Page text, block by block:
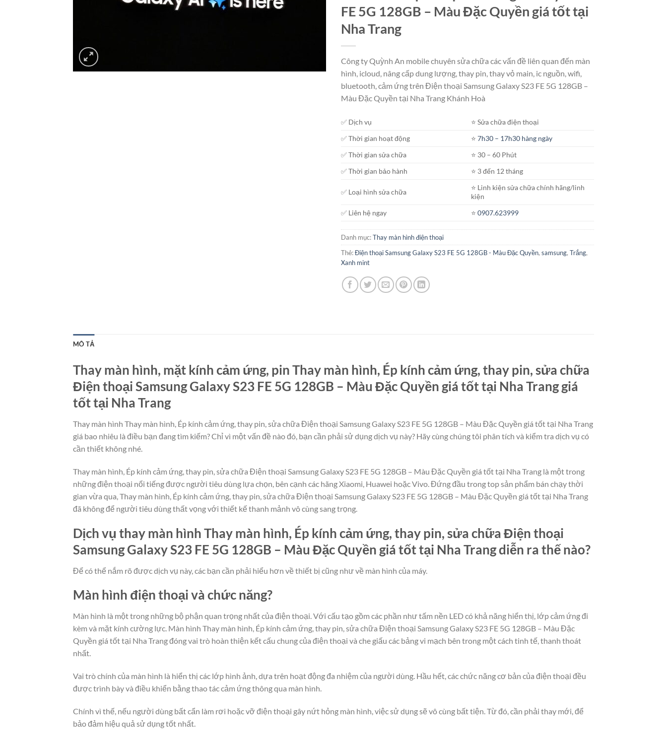
FE 5G 128GB – Màu Đặc Quyền giá tốt tại
Nha Trang
Công ty Quỳnh An mobile chuyên sửa chữa các vấn đề liên quan đến màn
hình, icloud, nâng cấp dung lượng, thay pin, thay vỏ main, ic nguồn, wifi,
bluetooth, cảm ứng trên Điện thoại Samsung Galaxy S23 FE 5G 128GB –
Màu Đặc Quyền tại Nha Trang Khánh Hoà
✅ Dịch vụ
⭐️ Sửa chữa điện thoại
✅ Thời gian hoạt động
⭐️7h30 – 17h30 hàng ngày
✅ Thời gian sửa chữa
⭐️ 30 – 60 Phút
✅ Thời gian bảo hành
⭐️ 3 đến 12 tháng
✅ Loại hình sửa chữa
⭐️ Linh kiện sửa chữa chính hãng/linh
kiện
✅ Liên hệ ngay
⭐️0907.623999
Danh mục:Thay màn hình điện thoại
Thẻ:Điện thoại Samsung Galaxy S23 FE 5G 128GB - Màu Đặc Quyền, samsung, Trắng,
Xanh mint
MÔ TẢ
Thay màn hình, mặt kính cảm ứng, pin Thay màn hình, Ép kính cảm ứng, thay pin, sửa chữa
Điện thoại Samsung Galaxy S23 FE 5G 128GB – Màu Đặc Quyền giá tốt tại Nha Trang giá
tốt tại Nha Trang
Thay màn hình Thay màn hình, Ép kính cảm ứng, thay pin, sửa chữa Điện thoại Samsung Galaxy S23 FE 5G 128GB – Màu Đặc Quyền giá tốt tại Nha Trang
giá bao nhiêu là điều bạn đang tìm kiếm? Chỉ vì một vấn đề nào đó, bạn cần phải sử dụng dịch vụ này? Hãy cùng chúng tôi phân tích và kiểm tra dịch vụ có
cần thiết không nhé.
Thay màn hình, Ép kính cảm ứng, thay pin, sửa chữa Điện thoại Samsung Galaxy S23 FE 5G 128GB – Màu Đặc Quyền giá tốt tại Nha Trang là một trong
những điện thoại nổi tiếng được người tiêu dùng lựa chọn, bên cạnh các hãng Xiaomi, Huawei hoặc Vivo. Đứng đầu trong top sản phẩm bán chạy thời
gian vừa qua, Thay màn hình, Ép kính cảm ứng, thay pin, sửa chữa Điện thoại Samsung Galaxy S23 FE 5G 128GB – Màu Đặc Quyền giá tốt tại Nha Trang
đã không để người tiêu dùng thất vọng với thiết kế thanh mảnh vô cùng sang trọng.
Dịch vụ thay màn hình Thay màn hình, Ép kính cảm ứng, thay pin, sửa chữa Điện thoại
Samsung Galaxy S23 FE 5G 128GB – Màu Đặc Quyền giá tốt tại Nha Trang diễn ra thế nào?
Để có thể nắm rõ được dịch vụ này, các bạn cần phải hiểu hơn về thiết bị cũng như về màn hình của máy.
Màn hình điện thoại và chức năng?
Màn hình là một trong những bộ phận quan trọng nhất của điện thoại. Với cấu tạo gồm các phần như tấm nền LED có khả năng hiển thị, lớp cảm ứng đi
kèm và mặt kính cường lực. Màn hình Thay màn hình, Ép kính cảm ứng, thay pin, sửa chữa Điện thoại Samsung Galaxy S23 FE 5G 128GB – Màu Đặc
Quyền giá tốt tại Nha Trang đóng vai trò hoàn thiện kết cấu chung của điện thoại và che giấu các bảng vi mạch bên trong một cách tinh tế, thanh thoát
nhất.
Vai trò chính của màn hình là hiển thị các lớp hình ảnh, dựa trên hoạt động đa nhiệm của người dùng. Hầu hết, các chức năng cơ bản của điện thoại đều
được trình bày và điều khiển bằng thao tác cảm ứng thông qua màn hình.
Chính vì thế, nếu người dùng bất cẩn làm rơi hoặc vỡ điện thoại gây nứt hỏng màn hình, việc sử dụng sẽ vô cùng bất tiện. Từ đó, cần phải thay mới, để
bảo đảm hiệu quả sử dụng tốt nhất.